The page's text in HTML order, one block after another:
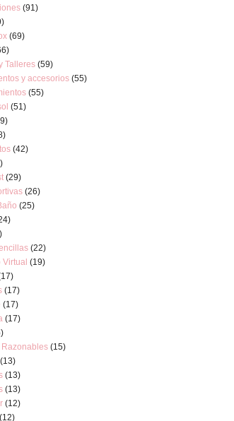
(91)
(69)
Talleres (59)
y accesorios (55)
(55)
(51)
(42)
(29)
(26)
(25)
(22)
Virtual (19)
(17)
(17)
(17)
Razonables (15)
(13)
(13)
(13)
(12)
(12)